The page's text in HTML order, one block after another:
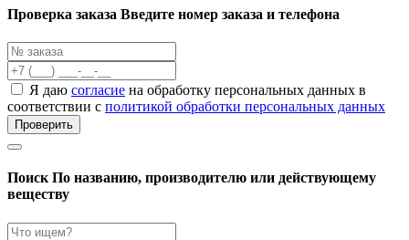
Проверка заказа Введите номер заказа и телефона
Я даю согласие на обработку персональных данных в
соответствии с политикой обработки персональных данных
Проверить
Поиск По названию, производителю или действующему
веществу